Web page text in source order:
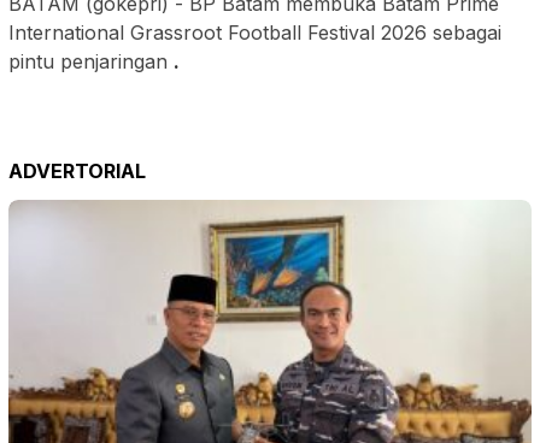
International Grassroot Football Festival 2026 sebagai
pintu penjaringan .
ADVERTORIAL